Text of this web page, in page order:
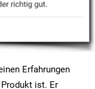
Erfahrungen
ist. Er